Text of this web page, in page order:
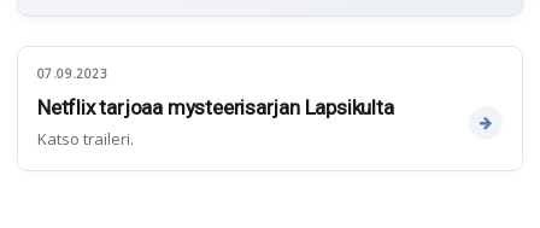
07.09.2023
Netflix tarjoaa mysteerisarjan Lapsikulta
Katso traileri.